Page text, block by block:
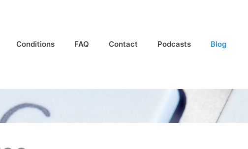
Conditions FAQ Contact Podcasts Blog